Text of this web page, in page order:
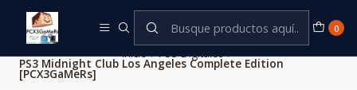
0
Inicio PS3 Digitales
PS3 Midnight Club Los Angeles Complete Edition
[PCX3GaMeRs]